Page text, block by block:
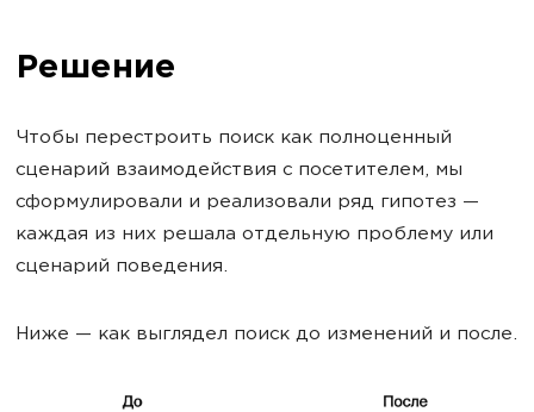
Решение
Чтобы перестроить поиск как полноценный
сценарий взаимодействия с посетителем, мы
сформулировали и реализовали ряд гипотез —
каждая из них решала отдельную проблему или
сценарий поведения.
Ниже — как выглядел поиск до изменений и после.